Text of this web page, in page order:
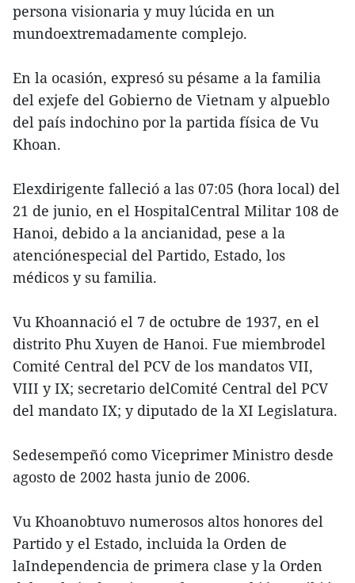
persona visionaria y muy lúcida en un
mundoextremadamente complejo.
En la ocasión, expresó su pésame a la familia
del exjefe del Gobierno de Vietnam y alpueblo
del país indochino por la partida física de Vu
Khoan.
Elexdirigente falleció a las 07:05 (hora local) del
21 de junio, en el HospitalCentral Militar 108 de
Hanoi, debido a la ancianidad, pese a la
atenciónespecial del Partido, Estado, los
médicos y su familia.
Vu Khoannació el 7 de octubre de 1937, en el
distrito Phu Xuyen de Hanoi. Fue miembrodel
Comité Central del PCV de los mandatos VII,
VIII y IX; secretario delComité Central del PCV
del mandato IX; y diputado de la XI Legislatura.
Sedesempeñó como Viceprimer Ministro desde
agosto de 2002 hasta junio de 2006.
Vu Khoanobtuvo numerosos altos honores del
Partido y el Estado, incluida la Orden de
laIndependencia de primera clase y la Orden